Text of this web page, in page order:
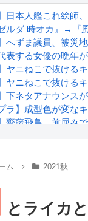
日本人艦これ絵師
ルダ 時オカ』→『
へずま議員、被災
表する女優の晩年
ヤニねこで抜ける
ヤニねこで抜ける
下ネタアナウンス
ラ】成型色が変な
齋藤飛鳥、前屈み
剣心 -明治剣客浪
ム 2021秋
とライカ